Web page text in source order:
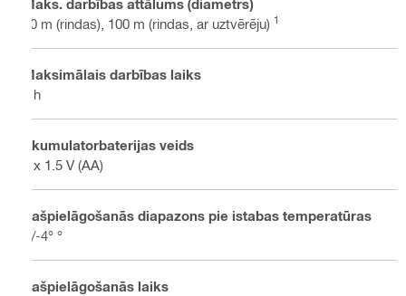
Maks. darbības attālums (diametrs)
40 m (rindas), 100 m (rindas, ar uztvērēju) 1
Maksimālais darbības laiks
8 h
Akumulatorbaterijas veids
4 x 1.5 V (AA)
Pašpielāgošanās diapazons pie istabas temperatūras
+/-4° °
Pašpielāgošanās laiks